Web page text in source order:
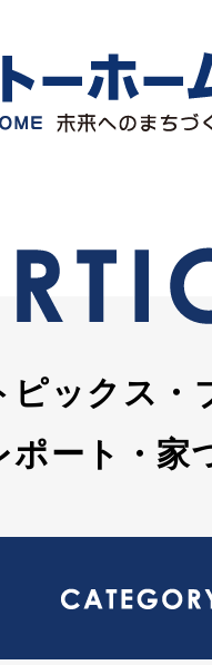
ピックス・
ポート・家